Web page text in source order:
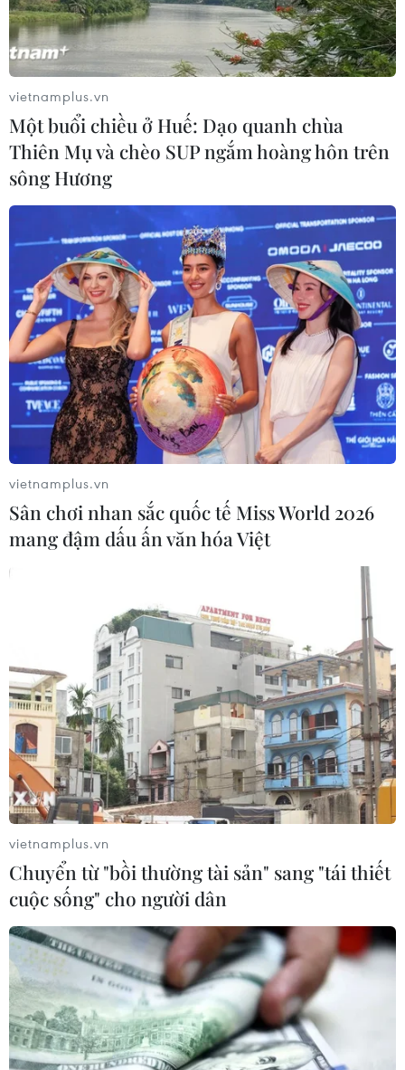
vietnamplus.vn
Một buổi chiều ở Huế: Dạo quanh chùa
Thiên Mụ và chèo SUP ngắm hoàng hôn trên
sông Hương
vietnamplus.vn
Sân chơi nhan sắc quốc tế Miss World 2026
mang đậm dấu ấn văn hóa Việt
vietnamplus.vn
Chuyển từ "bồi thường tài sản" sang "tái thiết
cuộc sống" cho người dân